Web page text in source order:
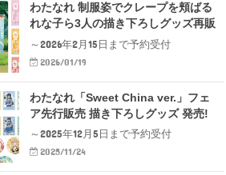
わたなれ 制服姿でクレープを頬ばる
れな子ら3人の描き下ろしグッズ再販
～2026年2月15日まで予約受付
2026/01/19
わたなれ「Sweet China ver.」フェ
ア先行販売 描き下ろしグッズ 発売!
～2025年12月5日まで予約受付
2025/11/24